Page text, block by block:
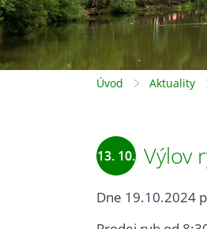
Úvod Aktuality
13. 10.
2024
Výlov
Dne 19.10.2024